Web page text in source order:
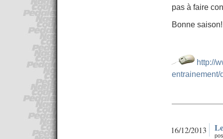
pas à faire
Bonne saison!
http://
entrainement/
16/12/2013